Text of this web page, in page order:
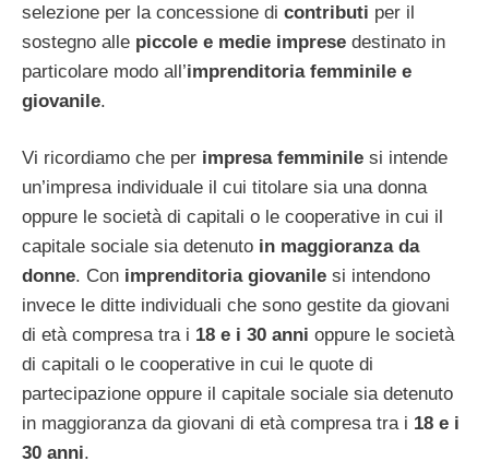
selezione per la concessione di contributi per il
sostegno alle piccole e medie imprese destinato in
particolare modo all’imprenditoria femminile e
giovanile.
Vi ricordiamo che per impresa femminile si intende
un’impresa individuale il cui titolare sia una donna
oppure le società di capitali o le cooperative in cui il
capitale sociale sia detenuto in maggioranza da
donne. Con imprenditoria giovanile si intendono
invece le ditte individuali che sono gestite da giovani
di età compresa tra i 18 e i 30 anni oppure le società
di capitali o le cooperative in cui le quote di
partecipazione oppure il capitale sociale sia detenuto
in maggioranza da giovani di età compresa tra i 18 e i
30 anni.